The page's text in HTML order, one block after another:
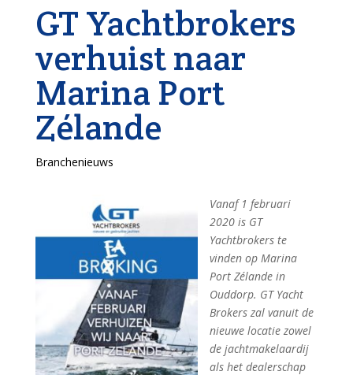
GT Yachtbrokers
verhuist naar
Marina Port
Zélande
Branchenieuws
Vanaf 1 februari
2020 is GT
Yachtbrokers te
vinden op Marina
Port Zélande in
Ouddorp. GT Yacht
Brokers zal vanuit de
nieuwe locatie zowel
de jachtmakelaardij
als het dealerschap